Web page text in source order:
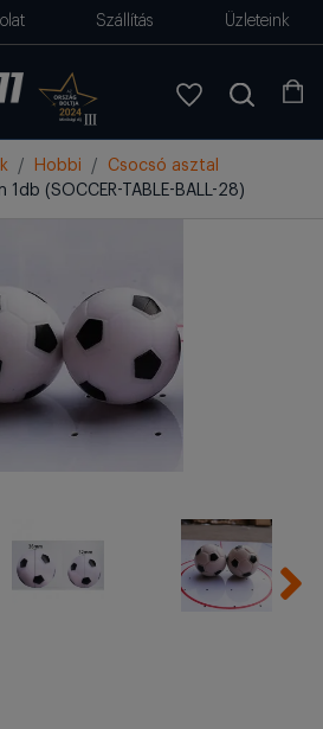
Szállítás Üzleteink
Hobbi
Csocsó asztal
(SOCCER-TABLE-BALL-28)